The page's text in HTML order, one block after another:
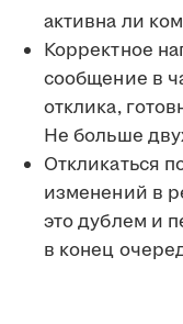
активна ли
Корректное
сообщение в
отклика,
Не больше
Откликаться
изменений в
это дублем и
в конец